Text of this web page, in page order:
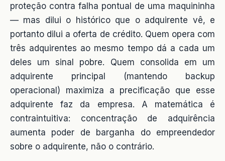
proteção contra falha pontual de uma maquininha
— mas dilui o histórico que o adquirente vê, e
portanto dilui a oferta de crédito. Quem opera com
três adquirentes ao mesmo tempo dá a cada um
deles um sinal pobre. Quem consolida em um
adquirente principal (mantendo backup
operacional) maximiza a precificação que esse
adquirente faz da empresa. A matemática é
contraintuitiva: concentração de adquirência
aumenta poder de barganha do empreendedor
sobre o adquirente, não o contrário.